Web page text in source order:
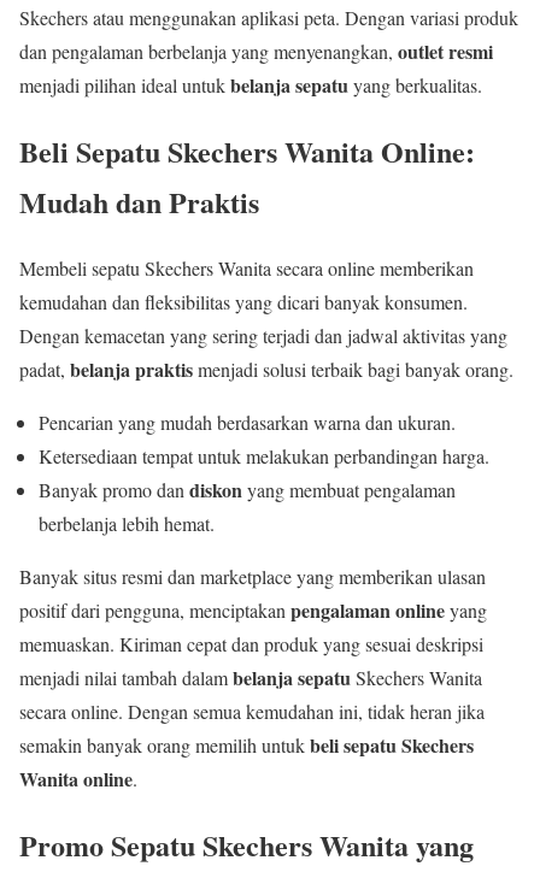
Skechers atau menggunakan aplikasi peta. Dengan variasi produk
dan pengalaman berbelanja yang menyenangkan, outlet resmi
menjadi pilihan ideal untukbelanja sepatuyang berkualitas.
Beli Sepatu Skechers Wanita Online:
Mudah dan Praktis
Membeli sepatu Skechers Wanita secara online memberikan
kemudahan dan fleksibilitas yang dicari banyak konsumen.
Dengan kemacetan yang sering terjadi dan jadwal aktivitas yang
padat, belanja praktismenjadi solusi terbaik bagi banyak orang.
Pencarian yang mudah berdasarkan warna dan ukuran.
Ketersediaan tempat untuk melakukan perbandingan harga.
Banyak promo dan diskonyang membuat pengalaman
berbelanja lebih hemat.
Banyak situs resmi dan marketplace yang memberikan ulasan
positif dari pengguna, menciptakan pengalaman onlineyang
memuaskan. Kiriman cepat dan produk yang sesuai deskripsi
menjadi nilai tambah dalambelanja sepatuSkechers Wanita
secara online. Dengan semua kemudahan ini, tidak heran jika
semakin banyak orang memilih untukbeli sepatu Skechers
Wanita online.
Promo Sepatu Skechers Wanita yang